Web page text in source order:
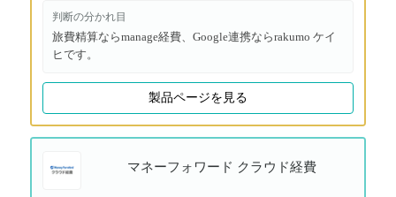
判断の分かれ目
旅費精算ならmanage経費、Google連携ならrakumo ケイ
ヒです。
製品ページを見る
マネーフォワード クラウド経費